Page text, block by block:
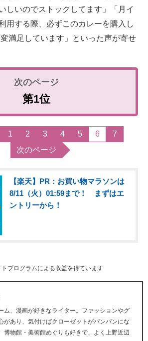
しいのでストックしてます」「月イ
用する際、必ずこのカレーを購入し
満足しています」といった声が寄せ
第1位
1 2 3 4 5 6
7
次のページ
【楽天】PR：お買い物マラソンは
8/11（火）01:59まで！ まずはエ
ントリーから！
プログラムによる収益を得ています
ム、漫画が好きなライター。ファッションやグ
があり、気付けばクローゼットがパンパンにな
博物館・美術館めぐりも好きで、よく上野近辺